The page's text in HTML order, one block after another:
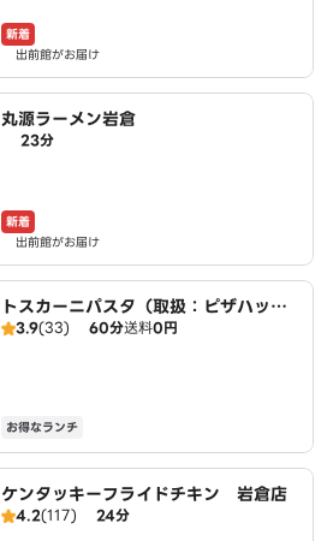
新着
出前館がお届け
丸源ラーメン岩倉
23分
新着
出前館がお届け
トスカーニパスタ（取扱：ピザハット
北名古屋徳重店）
3.9(33) 60分送料0円
お得なランチ
ケンタッキーフライドチキン 岩倉店
4.2(117) 24分